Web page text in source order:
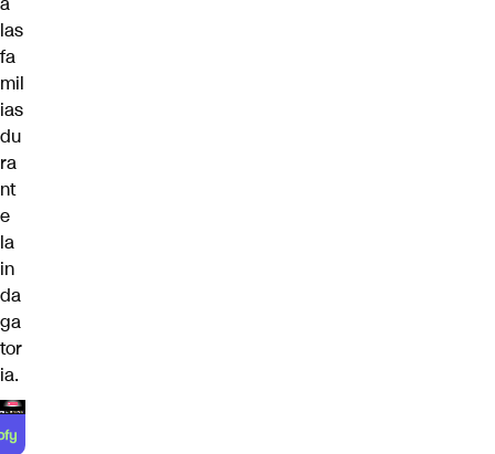
las
fa
mil
ias
du
ra
nt
e
la
in
da
ga
tor
ia.